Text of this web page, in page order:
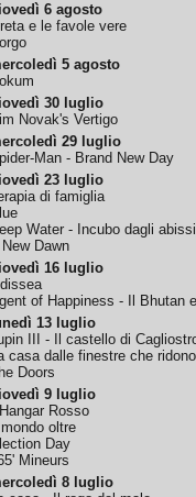
6 agosto
e le favole vere
5 agosto
30 luglio
Novak's Vertigo
29 luglio
Man - Brand New Day
23 luglio
di famiglia
Water - Incubo dagli abissi
Dawn
16 luglio
of Happiness - Il Bhutan
13 luglio
III - Il castello di
casa dalle finestre che ridono
Doors
9 luglio
Rosso
mondo oltre
Day
Mineurs
8 luglio